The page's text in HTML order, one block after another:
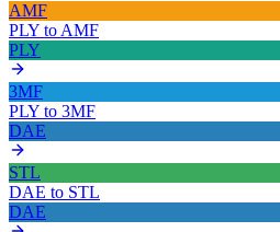
AMF
PLY to AMF
PLY
3MF
PLY to 3MF
DAE
STL
DAE to STL
DAE